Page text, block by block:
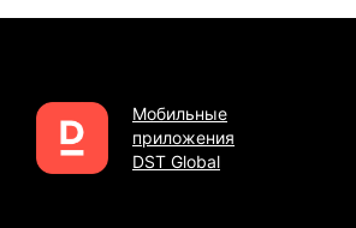
Мобильные
приложения
DST Global